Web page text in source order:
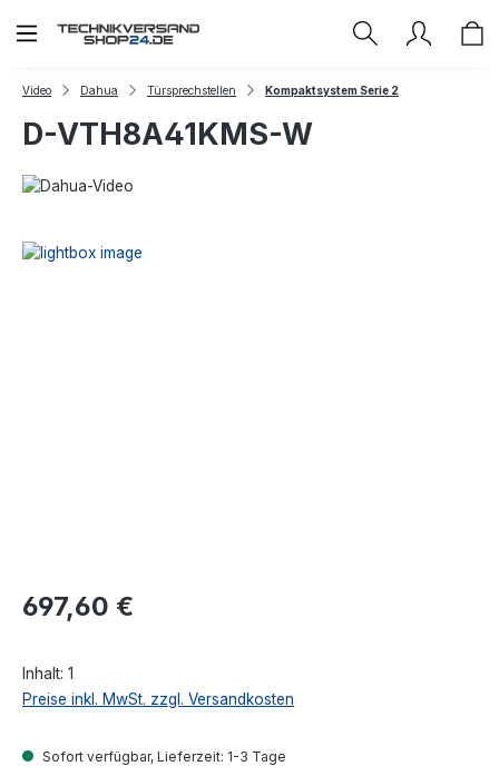
Zum Hauptinhalt springen
Video Dahua Türsprechstellen Kompaktsystem Serie 2
D-VTH8A41KMS-W
Regulärer Preis:
697,60 €
Inhalt: 1
Preise inkl. MwSt. zzgl. Versandkosten
Sofort verfügbar, Lieferzeit: 1-3 Tage